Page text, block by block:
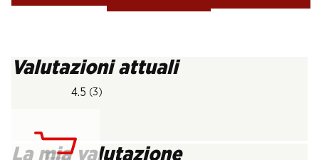
Valutazioni attuali
4.5 (3)
La mia valutazione